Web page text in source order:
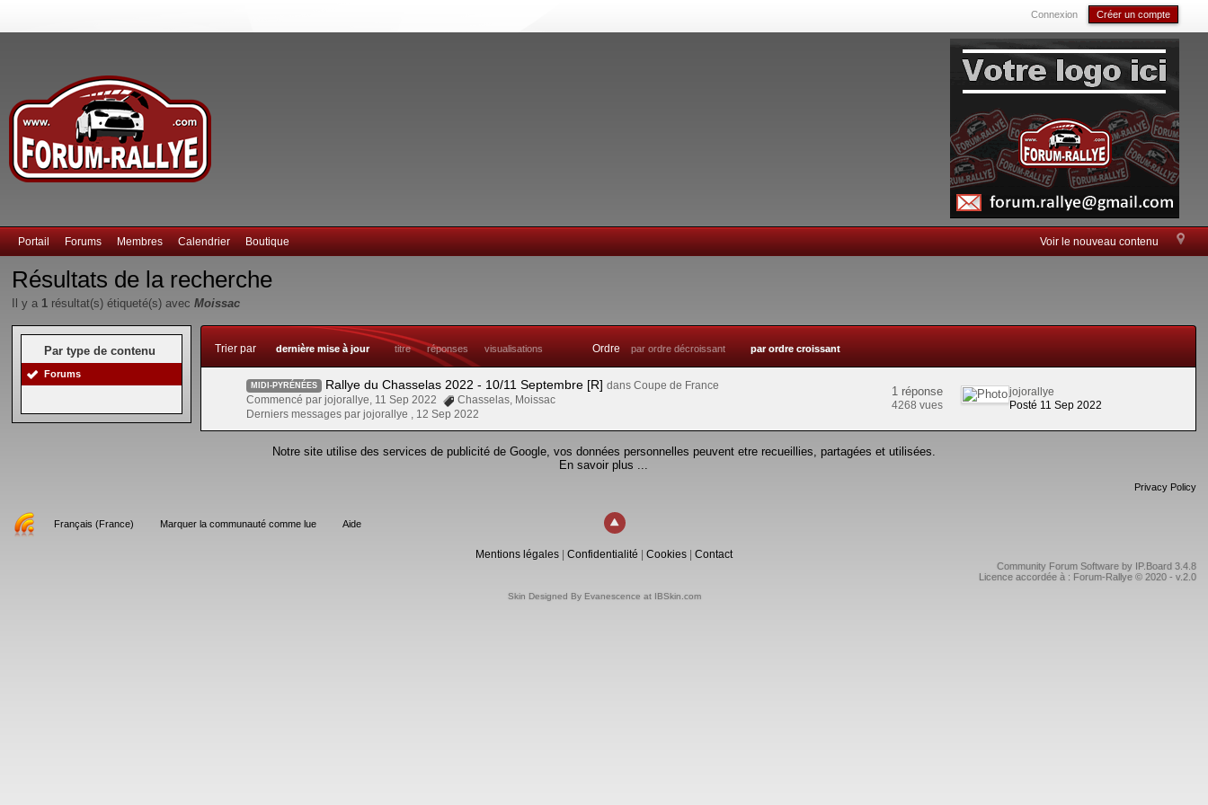
Connexion Créer un compte
Voir le nouveau contenu
Portail Forums Membres Calendrier Boutique
Résultats de la recherche
Il y a 1 résultat(s) étiqueté(s) avecMoissac
Par type de contenu
Forums
Trier par dernière mise à jour titre réponses visualisations Ordre par ordre décroissant par ordre croissant
MIDI-PYRÉNÉES Rallye du Chasselas 2022 - 10/11 Septembre [R] dans Coupe de France
Commencé par jojorallye, 11 Sep 2022
Chasselas, Moissac
Derniers messages par jojorallye , 12 Sep 2022
1 réponse
4268 vues
jojorallye
Posté 11 Sep 2022
Notre site utilise des services de publicité de Google, vos données personnelles peuvent etre recueillies, partagées et utilisées.
En savoir plus ...
Privacy Policy
Français (France) Marquer la communauté comme lue Aide
Mentions légales| Confidentialité Cookies| Contact
Community Forum Software by IP.Board 3.4.8
Licence accordée à : Forum-Rallye © 2020 - v.2.0
Skin Designed By Evanescence at IBSkin.com